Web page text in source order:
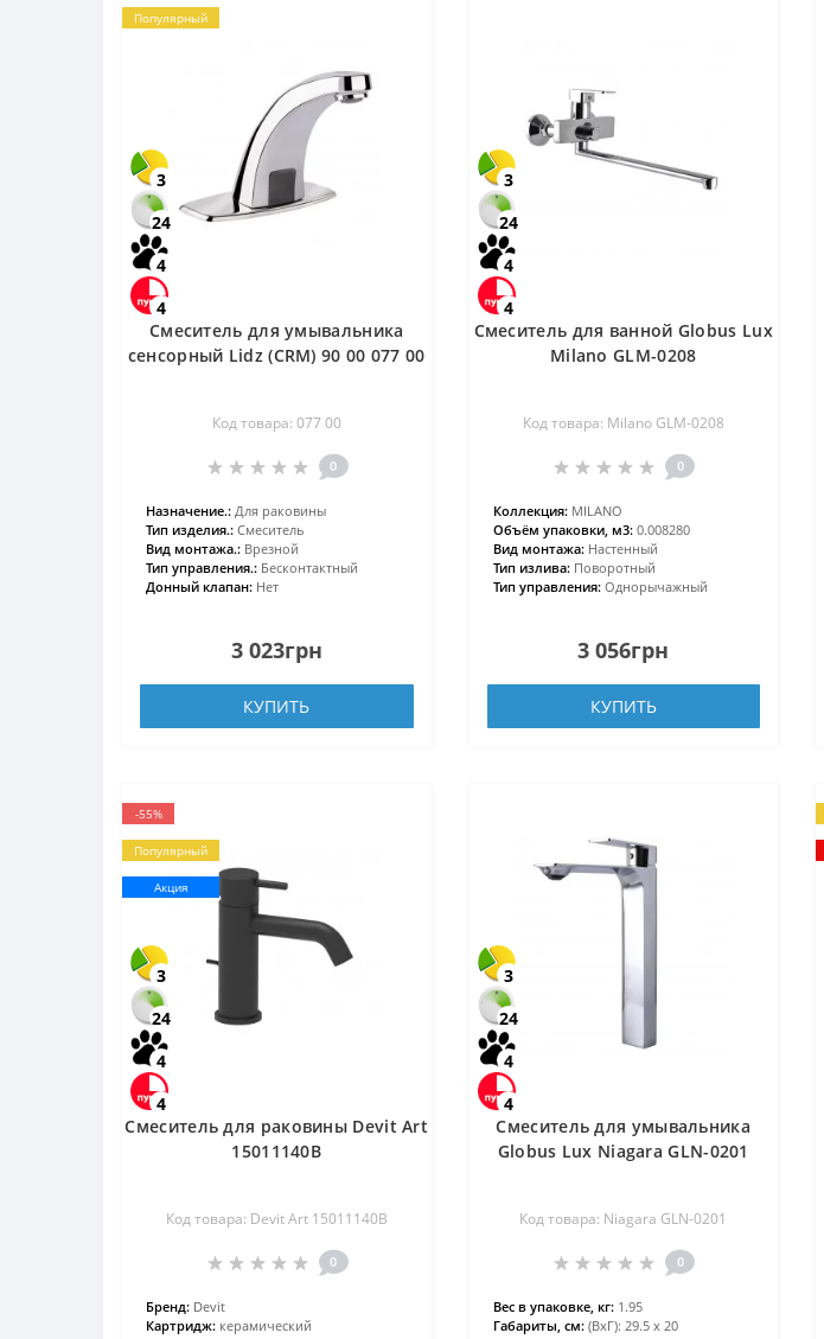
Популярный
3
24
4
4
Смеситель для умывальника
сенсорный Lidz (CRM) 90 00 077 00
Код товара: 077 00
0
Назначение.: Для раковины
Тип изделия.: Смеситель
Вид монтажа.: Врезной
Тип управления.: Бесконтактный
Донный клапан: Нет
3 023грн
КУПИТЬ
3
24
4
4
Смеситель для ванной Globus Lux
Milano GLM-0208
Код товара: Milano GLM-0208
0
Коллекция: MILANO
Объём упаковки, м3: 0.008280
Вид монтажа: Настенный
Тип излива: Поворотный
Тип управления: Однорычажный
3 056грн
КУПИТЬ
-55%
Популярный
Акция
3
24
4
4
Смеситель для раковины Devit Art
15011140B
Код товара: Devit Art 15011140B
0
Бренд: Devit
Картридж: керамический
3
24
4
4
Смеситель для умывальника
Globus Lux Niagara GLN-0201
Код товара: Niagara GLN-0201
0
Вес в упаковке, кг: 1.95
Габариты, см: (ВхГ): 29.5 х 20